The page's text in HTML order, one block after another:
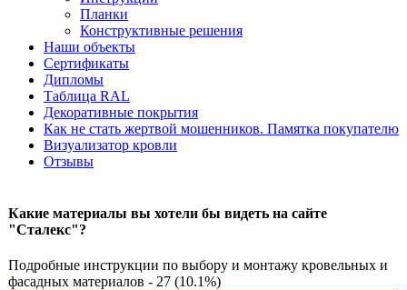
Планки
Конструктивные решения
Наши объекты
Сертификаты
Дипломы
Таблица RAL
Декоративные покрытия
Как не стать жертвой мошенников. Памятка покупателю
Визуализатор кровли
Отзывы
Какие материалы вы хотели бы видеть на сайте
"Сталекс"?
Подробные инструкции по выбору и монтажу кровельных и
фасадных материалов - 27 (10.1%)